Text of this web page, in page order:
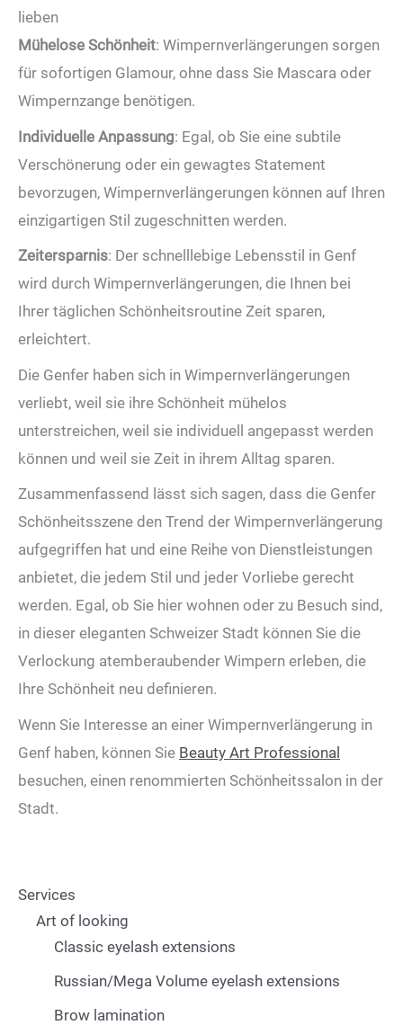
lieben
Mühelose Schönheit: Wimpernverlängerungen sorgen
für sofortigen Glamour, ohne dass Sie Mascara oder
Wimpernzange benötigen.
Individuelle Anpassung: Egal, ob Sie eine subtile
Verschönerung oder ein gewagtes Statement
bevorzugen, Wimpernverlängerungen können auf Ihren
einzigartigen Stil zugeschnitten werden.
Zeitersparnis: Der schnelllebige Lebensstil in Genf
wird durch Wimpernverlängerungen, die Ihnen bei
Ihrer täglichen Schönheitsroutine Zeit sparen,
erleichtert.
Die Genfer haben sich in Wimpernverlängerungen
verliebt, weil sie ihre Schönheit mühelos
unterstreichen, weil sie individuell angepasst werden
können und weil sie Zeit in ihrem Alltag sparen.
Zusammenfassend lässt sich sagen, dass die Genfer
Schönheitsszene den Trend der Wimpernverlängerung
aufgegriffen hat und eine Reihe von Dienstleistungen
anbietet, die jedem Stil und jeder Vorliebe gerecht
werden. Egal, ob Sie hier wohnen oder zu Besuch sind,
in dieser eleganten Schweizer Stadt können Sie die
Verlockung atemberaubender Wimpern erleben, die
Ihre Schönheit neu definieren.
Wenn Sie Interesse an einer Wimpernverlängerung in
Genf haben, können Sie Beauty Art Professional
besuchen, einen renommierten Schönheitssalon in der
Stadt.
Services
Art of looking
Classic eyelash extensions
Russian/Mega Volume eyelash extensions
Brow lamination